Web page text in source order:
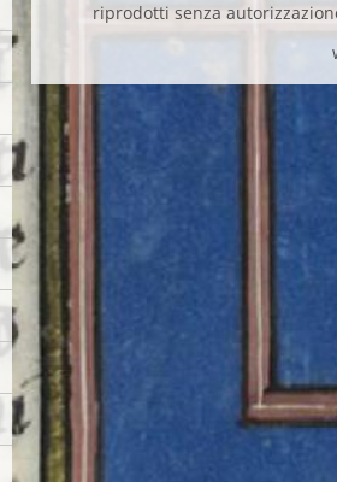
riprodotti senza